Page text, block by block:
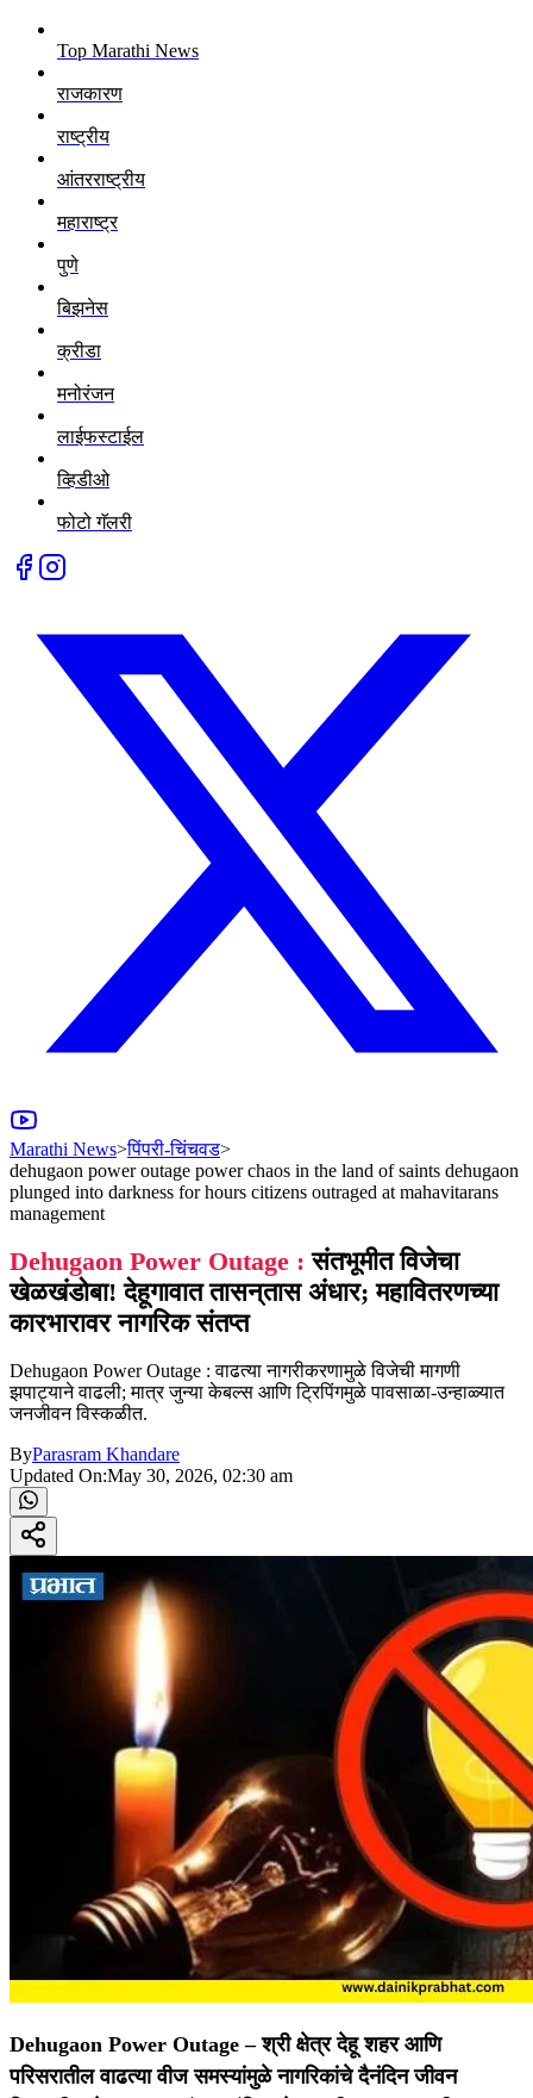
Top Marathi News
राजकारण
राष्ट्रीय
आंतरराष्ट्रीय
महाराष्ट्र
पुणे
बिझनेस
क्रीडा
मनोरंजन
लाईफस्टाईल
व्हिडीओ
फोटो गॅलरी
Marathi News>पिंपरी-चिंचवड>
dehugaon power outage power chaos in the land of saints dehugaon
plunged into darkness for hours citizens outraged at mahavitarans
management
Dehugaon Power Outage : संतभूमीत विजेचा
खेळखंडोबा! देहूगावात तासन्‌तास अंधार; महावितरणच्या
कारभारावर नागरिक संतप्त
Dehugaon Power Outage : वाढत्या नागरीकरणामुळे विजेची मागणी
झपाट्याने वाढली; मात्र जुन्या केबल्स आणि ट्रिपिंगमुळे पावसाळा-उन्हाळ्यात
जनजीवन विस्कळीत.
ByParasram Khandare
Updated On:May 30, 2026, 02:30 am
Dehugaon Power Outage –श्री क्षेत्र देहू शहर आणि
परिसरातील वाढत्या वीज समस्यांमुळे नागरिकांचे दैनंदिन जीवन